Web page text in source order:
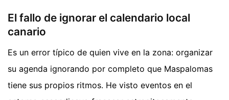
El fallo de ignorar el calendario local
canario
Es un error típico de quien vive en la zona: organizar
su agenda ignorando por completo que Maspalomas
tiene sus propios ritmos. He visto eventos en el